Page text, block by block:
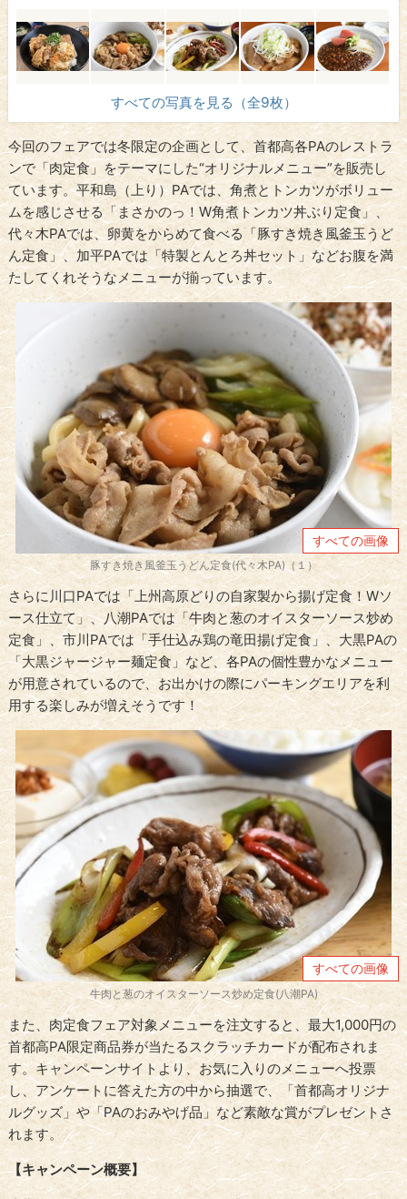
すべての写真を見る（全9枚）
今回のフェアでは冬限定の企画として、首都高各PAのレストラ
ンで「肉定食」をテーマにした“オリジナルメニュー”を販売し
ています。平和島（上り）PAでは、角煮とトンカツがボリュー
ムを感じさせる「まさかのっ！W角煮トンカツ丼ぶり定食」、
代々木PAでは、卵黄をからめて食べる「豚すき焼き風釜玉うど
ん定食」、加平PAでは「特製とんとろ丼セット」などお腹を満
たしてくれそうなメニューが揃っています。
すべての画像
豚すき焼き風釜玉うどん定食(代々木PA)（１）
さらに川口PAでは「上州高原どりの自家製から揚げ定食！Wソ
ース仕立て」、八潮PAでは「牛肉と葱のオイスターソース炒め
定食」、市川PAでは「手仕込み鶏の竜田揚げ定食」、大黒PAの
「大黒ジャージャー麺定食」など、各PAの個性豊かなメニュー
が用意されているので、お出かけの際にパーキングエリアを利
用する楽しみが増えそうです！
すべての画像
牛肉と葱のオイスターソース炒め定食(八潮PA)
また、肉定食フェア対象メニューを注文すると、最大1,000円の
首都高PA限定商品券が当たるスクラッチカードが配布されま
す。キャンペーンサイトより、お気に入りのメニューへ投票
し、アンケートに答えた方の中から抽選で、「首都高オリジナ
ルグッズ」や「PAのおみやげ品」など素敵な賞がプレゼントさ
れます。
【キャンペーン概要】